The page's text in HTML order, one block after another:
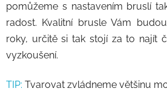
pomůžeme s nastavením bruslí
radost. Kvalitní brusle Vám
roky, určitě si tak stojí za to najít
vyzkoušení.
TIP: Tvarovat zvládneme většinu